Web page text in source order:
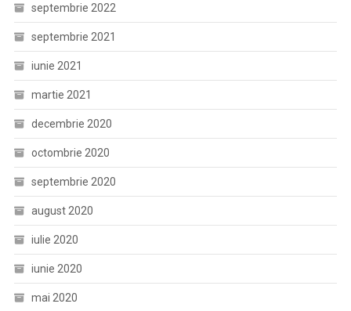
septembrie 2022
septembrie 2021
iunie 2021
martie 2021
decembrie 2020
octombrie 2020
septembrie 2020
august 2020
iulie 2020
iunie 2020
mai 2020